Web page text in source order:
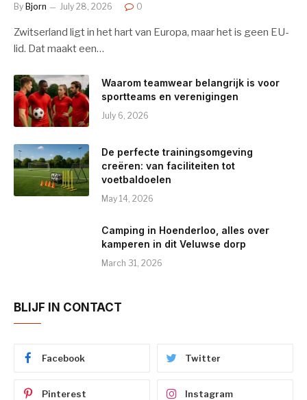
By Bjorn July 28, 2026 0
Zwitserland ligt in het hart van Europa, maar het is geen EU-
lid. Dat maakt een…
Waarom teamwear belangrijk is voor
sportteams en verenigingen
July 6, 2026
De perfecte trainingsomgeving
creëren: van faciliteiten tot
voetbaldoelen
May 14, 2026
Camping in Hoenderloo, alles over
kamperen in dit Veluwse dorp
March 31, 2026
BLIJF IN CONTACT
Facebook Twitter
Pinterest Instagram